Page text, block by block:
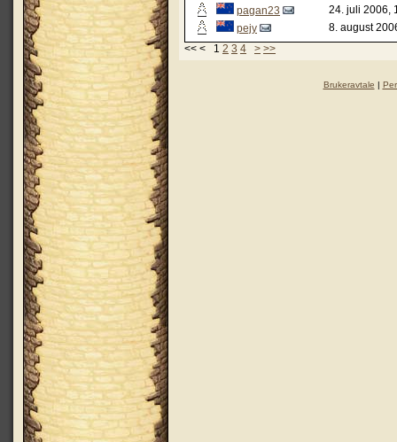
pagan23
24. juli 2006,
pejy
8. august
<< < 1 2 3 4 > >>
Brukeravtale |